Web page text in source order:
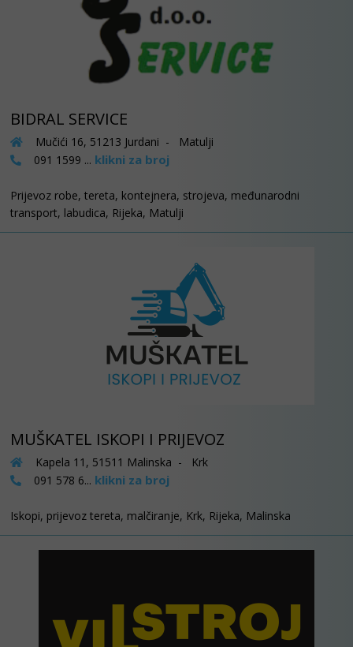
BIDRAL SERVICE
Mučići 16, 51213 Jurdani - Matulji
091 1599 ... klikni za broj
Prijevoz robe, tereta, kontejnera, strojeva, međunarodni
transport, labudica, Rijeka, Matulji
MUŠKATEL ISKOPI I PRIJEVOZ
Kapela 11, 51511 Malinska - Krk
091 578 6... klikni za broj
Iskopi, prijevoz tereta, malčiranje, Krk, Rijeka, Malinska